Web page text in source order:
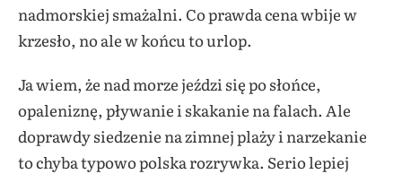
nadmorskiej smażalni. Co prawda cena wbije w
krzesło, no ale w końcu to urlop.
Ja wiem, że nad morze jeździ się po słońce,
opaleniznę, pływanie i skakanie na falach. Ale
doprawdy siedzenie na zimnej plaży i narzekanie
to chyba typowo polska rozrywka. Serio lepiej